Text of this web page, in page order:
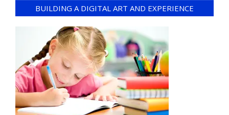
BUILDING A DIGITAL ART AND EXPERIENCE